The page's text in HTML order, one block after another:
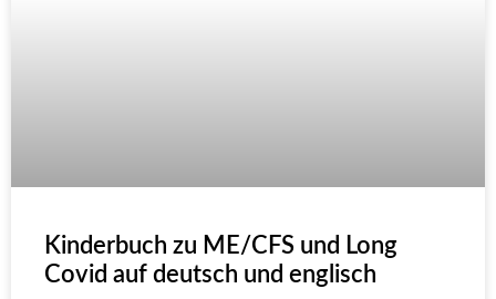
Kinderbuch zu ME/CFS und Long
Covid auf deutsch und englisch